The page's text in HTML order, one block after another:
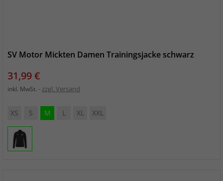
SV Motor Mickten Damen Trainingsjacke schwarz
Preis
31,99 €
inkl. MwSt. zzgl. Versand
XS S M L XL XXL